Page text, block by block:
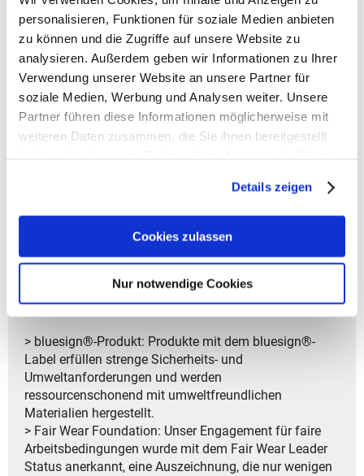
personalisieren, Funktionen für soziale Medien anbieten
zu können und die Zugriffe auf unsere Website zu
analysieren. Außerdem geben wir Informationen zu Ihrer
Verwendung unserer Website an unsere Partner für
soziale Medien, Werbung und Analysen weiter. Unsere
Partner führen diese Informationen möglicherweise mit
weiteren Daten zusammen, die Sie ihnen bereitgestellt
Details zeigen
Cookies zulassen
Nur notwendige Cookies
- Flexible Fronttasche ideal für kleinere Dinge wie
Taschentücher.
- Auf Wunsch zeigt der Kleine Freund seine Zunge und
verrät den Namen seines besten Freundes
- Klettpunkten zum Befestigen
- Stabile Tragegriff für einfaches Aufhängen
- Eine Schatztasche mit Reisverschluss am Fuß ist der
ideale Ort für kleine Fundstücke
Brustgurt für einen bequemen und sicheren Sitz
Sichtbarkeit im Dunkeln
- Hergestellt aus 6 PET-Flaschen (0,5 l)
> Garantiedauer: 2 Jahre plus 1 Jahr Online-
Garantieerweiterung
> bluesign®-Produkt: Produkte mit dem bluesign®-
Label erfüllen strenge Sicherheits- und
Umweltanforderungen und werden
ressourcenschonend mit umweltfreundlichen
Materialien hergestellt.
> Fair Wear Foundation: Unser Engagement für faire
Arbeitsbedingungen wurde mit dem Fair Wear Leader
Status anerkannt, eine Auszeichnung, die nur wenigen